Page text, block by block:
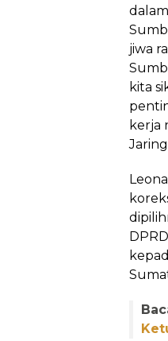
jiwa
kita
kerja